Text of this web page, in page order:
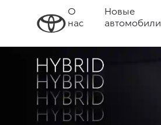
О
нас
Новые
автомобили